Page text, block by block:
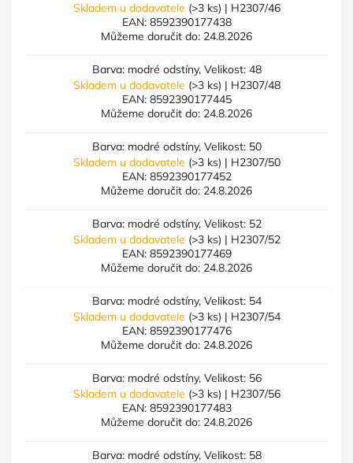
Skladem u dodavatele (>3 ks) | H2307/46
EAN: 8592390177438
Můžeme doručit do: 24.8.2026
Barva: modré odstíny, Velikost: 48
Skladem u dodavatele (>3 ks) | H2307/48
EAN: 8592390177445
Můžeme doručit do: 24.8.2026
Barva: modré odstíny, Velikost: 50
Skladem u dodavatele (>3 ks) | H2307/50
EAN: 8592390177452
Můžeme doručit do: 24.8.2026
Barva: modré odstíny, Velikost: 52
Skladem u dodavatele (>3 ks) | H2307/52
EAN: 8592390177469
Můžeme doručit do: 24.8.2026
Barva: modré odstíny, Velikost: 54
Skladem u dodavatele (>3 ks) | H2307/54
EAN: 8592390177476
Můžeme doručit do: 24.8.2026
Barva: modré odstíny, Velikost: 56
Skladem u dodavatele (>3 ks) | H2307/56
EAN: 8592390177483
Můžeme doručit do: 24.8.2026
Barva: modré odstíny, Velikost: 58